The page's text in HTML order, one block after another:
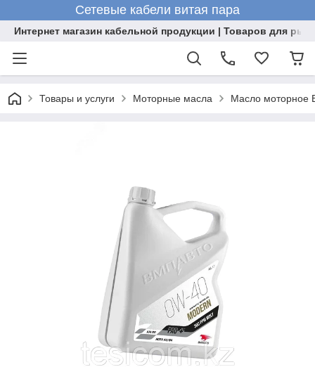
Сетевые кабели витая пара
Интернет магазин кабельной продукции | Товаров для
Товары и услуги Моторные масла Масло моторное